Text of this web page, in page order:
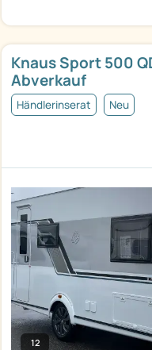
Knaus Sport 500
Abverkauf
Händlerinserat Neu
12